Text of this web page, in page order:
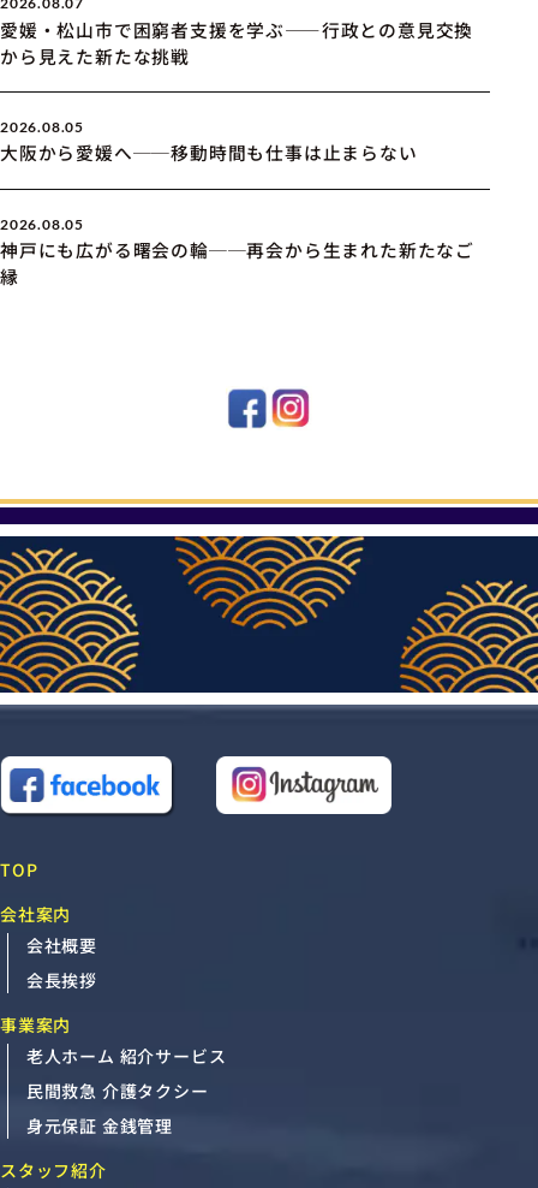
愛媛・松山市で困窮者支援を学ぶ――行政との意見交換
から見えた新たな挑戦
2026.08.05
大阪から愛媛へ──移動時間も仕事は止まらない
2026.08.05
神戸にも広がる曙会の輪──再会から生まれた新たなご
縁
TOP
会社案内
会社概要
会長挨拶
事業案内
老人ホーム 紹介サービス
民間救急 介護タクシー
身元保証 金銭管理
スタッフ紹介